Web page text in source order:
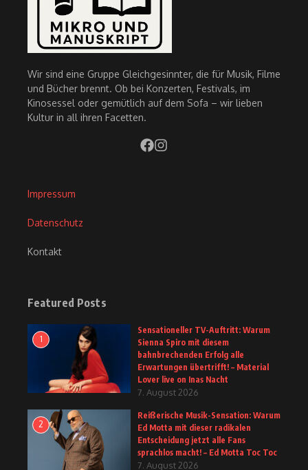
Wir sind eine Gruppe Gleichgesinnter, die für Musik, Filme
und Bücher brennt. Ob bei Konzerten, Festivals, im
Kinosessel oder gemütlich auf dem Sofa – wir lieben
Kultur in all ihren Facetten.
Impressum
Datenschutz
Kontakt
Featured Posts
1
Sensationeller TV-Auftritt: Warum
Sienna Spiro mit diesem
bahnbrechenden Erfolg alle
Erwartungen übertrifft! – Material
Lover live on Inas Nacht
7. August 2026
2
Reißerische Musik-Sensation: Warum
Ed Motta mit dieser radikalen
Entscheidung jetzt alle Fans
sprachlos macht! – Ed Motta Toc Toc
7. August 2026